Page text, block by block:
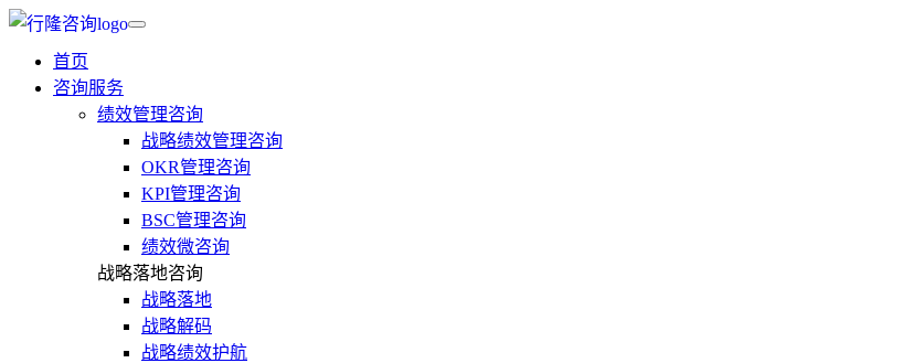
首页
咨询服务
绩效管理咨询
战略绩效管理咨询
OKR管理咨询
KPI管理咨询
BSC管理咨询
绩效微咨询
战略落地咨询
战略落地
战略解码
战略绩效护航